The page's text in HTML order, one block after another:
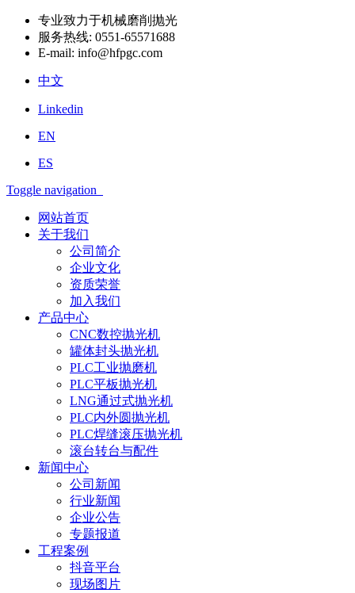
专业致力于机械磨削抛光
服务热线: 0551-65571688
E-mail: info@hfpgc.com
中文
Linkedin
EN
ES
Toggle navigation
网站首页
关于我们
公司简介
企业文化
资质荣誉
加入我们
产品中心
CNC数控抛光机
罐体封头抛光机
PLC工业抛磨机
PLC平板抛光机
LNG通过式抛光机
PLC内外圆抛光机
PLC焊缝滚压抛光机
滚台转台与配件
新闻中心
公司新闻
行业新闻
企业公告
专题报道
工程案例
抖音平台
现场图片